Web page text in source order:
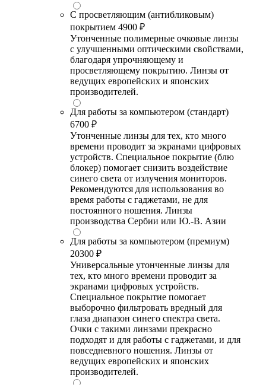
С просветляющим (антибликовым)
покрытием 4900 ₽
Утонченные полимерные очковые линзы
с улучшенными оптическими свойствами,
благодаря упрочняющему и
просветляющему покрытию. Линзы от
ведущих европейских и японских
производителей.
Для работы за компьютером (стандарт)
6700 ₽
Утонченные линзы для тех, кто много
времени проводит за экранами цифровых
устройств. Специальное покрытие (блю
блокер) помогает снизить воздействие
синего света от излучения мониторов.
Рекомендуются для использования во
время работы с гаджетами, не для
постоянного ношения. Линзы
производства Сербии или Ю.-В. Азии
Для работы за компьютером (премиум)
20300 ₽
Универсальные утонченные линзы для
тех, кто много времени проводит за
экранами цифровых устройств.
Специальное покрытие помогает
выборочно фильтровать вредный для
глаза диапазон синего спектра света.
Очки с такими линзами прекрасно
подходят и для работы с гаджетами, и для
повседневного ношения. Линзы от
ведущих европейских и японских
производителей.